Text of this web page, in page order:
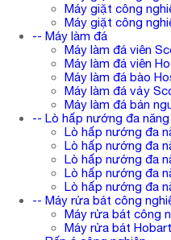
Máy giặt công
Máy giặt công
-- Máy làm đá
Máy làm đá viên
Máy làm đá viên
Máy làm đá bào
Máy làm đá vảy
Máy làm đá bán
-- Lò hấp nướng đa năng
Lò hấp nướng đa
Lò hấp nướng đa
Lò hấp nướng đa
Lò hấp nướng đa
Lò hấp nướng đa
-- Máy rửa bát công
Máy rửa bát công
Máy rửa bát Hobart